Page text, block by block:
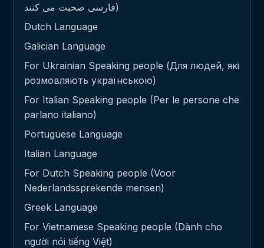
فارسی صحبت می کنند)
Dutch Language
Galician Language
For Ukrainian Speaking people (Для людей, які
розмовляють українською)
For Italian Speaking people (Per le persone che
parlano italiano)
Portuguese Language
Italian Language
For Dutch Speaking people (Voor
Nederlandssprekende mensen)
Greek Language
For Vietnamese Speaking people (Dành cho
người nói tiếng Việt)